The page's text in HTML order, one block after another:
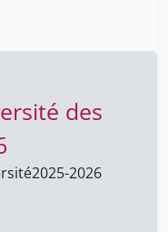
des
2025-2026